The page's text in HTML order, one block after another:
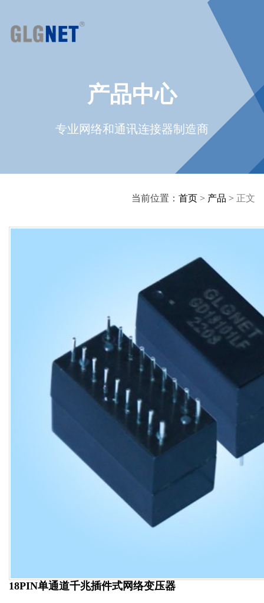
产品中心
专业网络和通讯连接器制造商
当前位置： 首页 > 产品 > 正文
18PIN单通道千兆插件式网络变压器